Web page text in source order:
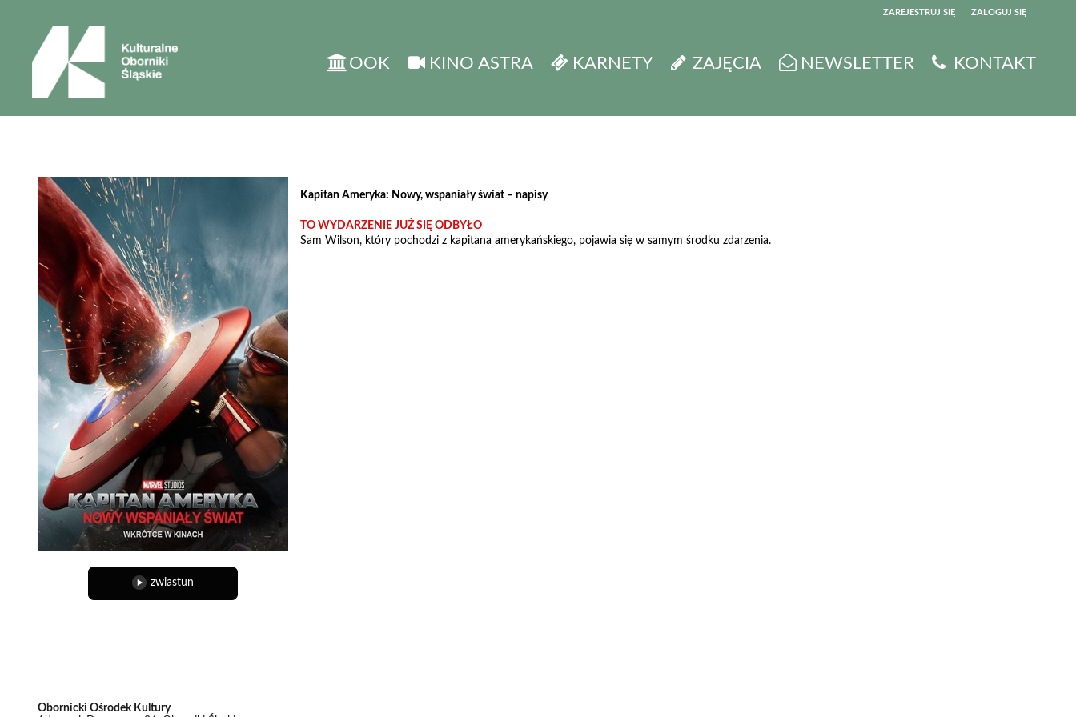
'
ZAREJESTRUJ SIĘ ZALOGUJ SIĘ
OOK KINO ASTRA KARNETY ZAJĘCIA NEWSLETTER KONTAKT
zwiastun
Kapitan Ameryka: Nowy, wspaniały świat – napisy
Sam Wilson, który pochodzi z kapitana amerykańskiego, pojawia się w samym środku zdarzenia.
TO WYDARZENIE JUŻ SIĘ ODBYŁO
Obornicki Ośrodek Kultury